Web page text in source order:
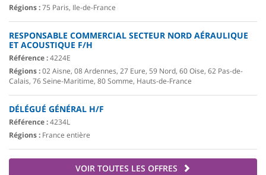
Régions :75 Paris, Ile-de-France
RESPONSABLE COMMERCIAL SECTEUR NORD AÉRAULIQUE
ET ACOUSTIQUE F/H
Référence :4224E
Régions :02 Aisne, 08 Ardennes, 27 Eure, 59 Nord, 60 Oise, 62 Pas-de-
Calais, 76 Seine-Maritime, 80 Somme, Hauts-de-France
DÉLÉGUÉ GÉNÉRAL H/F
Référence :4234L
Régions : France entière
VOIR TOUTES LES OFFRES